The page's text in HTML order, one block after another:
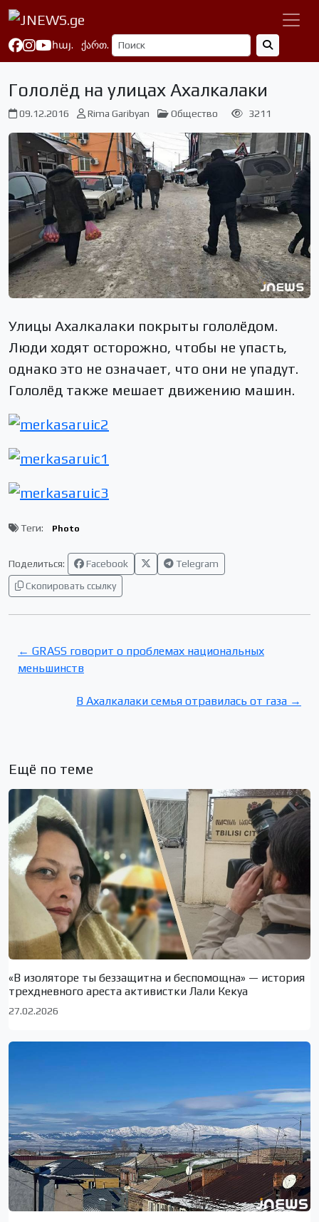
հայ. ქართ.
Гололёд на улицах Ахалкалаки
09.12.2016 Rima Garibyan Общество 3211
Улицы Ахалкалаки покрыты гололёдом.
Люди ходят осторожно, чтобы не упасть,
однако это не означает, что они не упадут.
Гололёд также мешает движению машин.
Теги: Photo
Поделиться: Facebook
Telegram
Скопировать ссылку
← GRASS говорит о проблемах национальных
меньшинств
В Ахалкалаки семья отравилась от газа →
Ещё по теме
«В изоляторе ты беззащитна и беспомощна» — история
трехдневного ареста активистки Лали Кекуа
27.02.2026